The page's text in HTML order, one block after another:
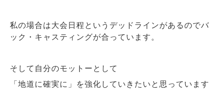
私の場合は大会日程というデッドラインがあるのでバ
ック・キャスティングが合っています。
そして自分のモットーとして
「地道に確実に」を強化していきたいと思っています